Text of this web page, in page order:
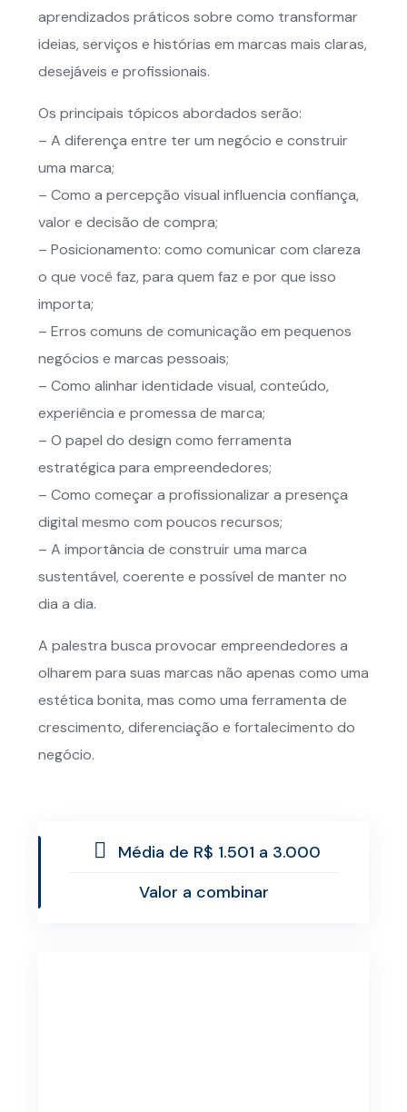
aprendizados práticos sobre como transformar
ideias, serviços e histórias em marcas mais claras,
desejáveis e profissionais.
Os principais tópicos abordados serão:
– A diferença entre ter um negócio e construir
uma marca;
– Como a percepção visual influencia confiança,
valor e decisão de compra;
– Posicionamento: como comunicar com clareza
o que você faz, para quem faz e por que isso
importa;
– Erros comuns de comunicação em pequenos
negócios e marcas pessoais;
– Como alinhar identidade visual, conteúdo,
experiência e promessa de marca;
– O papel do design como ferramenta
estratégica para empreendedores;
– Como começar a profissionalizar a presença
digital mesmo com poucos recursos;
– A importância de construir uma marca
sustentável, coerente e possível de manter no
dia a dia.
A palestra busca provocar empreendedores a
olharem para suas marcas não apenas como uma
estética bonita, mas como uma ferramenta de
crescimento, diferenciação e fortalecimento do
negócio.
Média de R$ 1.501 a 3.000
Valor a combinar